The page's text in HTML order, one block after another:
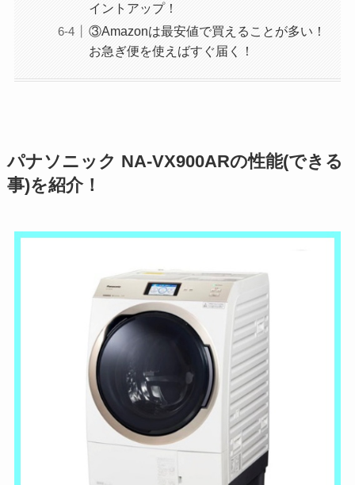
イントアップ！
③Amazonは最安値で買えることが多い！
お急ぎ便を使えばすぐ届く！
パナソニック NA-VX900ARの性能(できる
事)を紹介！